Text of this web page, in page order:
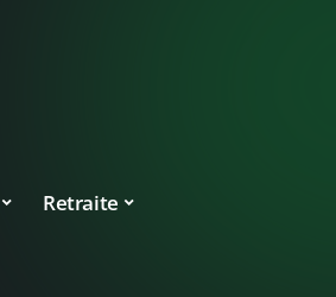
Retraite